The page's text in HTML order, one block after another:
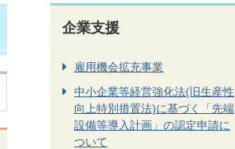
企業支援
雇用機会拡充事業
中小企業等経営強化法(旧生産性
向上特別措置法)に基づく「先端
設備等導入計画」の認定申請に
ついて